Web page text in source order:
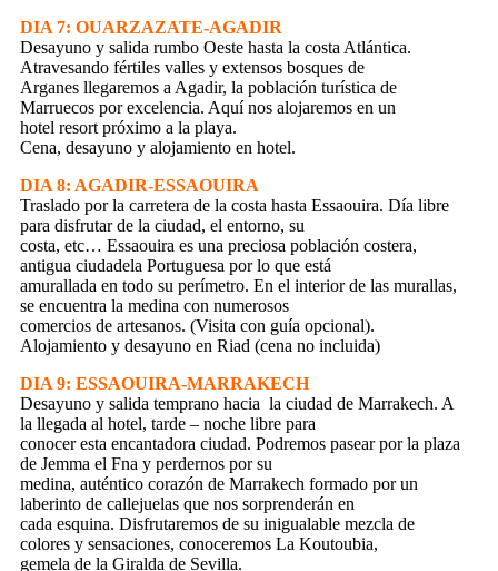
DIA 7: OUARZAZATE-AGADIR
Desayuno y salida rumbo Oeste hasta la costa Atlántica.
Atravesando fértiles valles y extensos bosques de
Arganes llegaremos a Agadir, la población turística de
Marruecos por excelencia. Aquí nos alojaremos en un
hotel resort próximo a la playa.
Cena, desayuno y alojamiento en hotel.
DIA 8: AGADIR-ESSAOUIRA
Traslado por la carretera de la costa hasta Essaouira. Día libre
para disfrutar de la ciudad, el entorno, su
costa, etc… Essaouira es una preciosa población costera,
antigua ciudadela Portuguesa por lo que está
amurallada en todo su perímetro. En el interior de las murallas,
se encuentra la medina con numerosos
comercios de artesanos. (Visita con guía opcional).
Alojamiento y desayuno en Riad (cena no incluida)
DIA 9: ESSAOUIRA-MARRAKECH
Desayuno y salida temprano hacia la ciudad de Marrakech. A
la llegada al hotel, tarde – noche libre para
conocer esta encantadora ciudad. Podremos pasear por la plaza
de Jemma el Fna y perdernos por su
medina, auténtico corazón de Marrakech formado por un
laberinto de callejuelas que nos sorprenderán en
cada esquina. Disfrutaremos de su inigualable mezcla de
colores y sensaciones, conoceremos La Koutoubia,
gemela de la Giralda de Sevilla.